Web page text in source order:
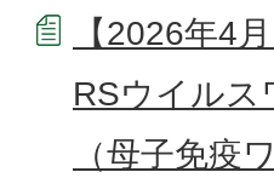
【2026年4
RSウイルス
（母子免疫